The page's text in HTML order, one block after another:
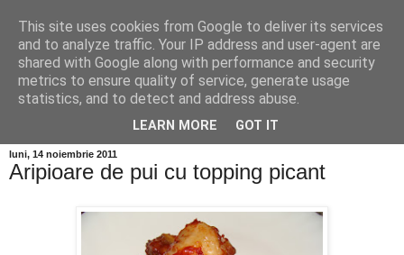
luni, 14 noiembrie 2011
Aripioare de pui cu topping picant
This site uses cookies from Google to deliver its services
and to analyze traffic. Your IP address and user-agent are
shared with Google along with performance and security
metrics to ensure quality of service, generate usage
statistics, and to detect and address abuse.
LEARN MORE GOT IT